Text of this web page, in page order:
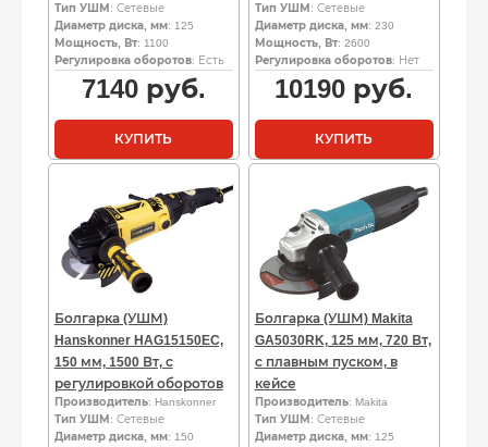
Тип УШМ : Сетевые
Диаметр диска, мм: 125
Мощность, Вт: 1100
Регулировка оборотов: Есть
7140руб.
КУПИТЬ
Тип УШМ : Сетевые
Диаметр диска, мм: 230
Мощность, Вт: 2600
Регулировка оборотов: Нет
10190 руб.
КУПИТЬ
Болгарка (УШМ)
Hanskonner HAG15150EC,
150 мм, 1500 Вт, с
регулировкой оборотов
Производитель: Hanskonner
Тип УШМ : Сетевые
Диаметр диска, мм: 150
Болгарка (УШМ) Makita
GA5030RK, 125 мм, 720 Вт,
с плавным пуском, в
кейсе
Производитель: Makita
Тип УШМ : Сетевые
Диаметр диска, мм: 125